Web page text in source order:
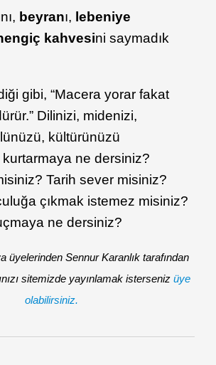
nı, beyranı, lebeniye
kahvesini saymadık
gibi, “Macera yorar fakat
Dilinizi, midenizi,
kültürünüzü
ne dersiniz?
Tarih sever misiniz?
çıkmak istemez misiniz?
ne dersiniz?
üyelerinden Sennur Karanlık tarafından
sitemizde yayınlamak isterseniz üye
olabilirsiniz.